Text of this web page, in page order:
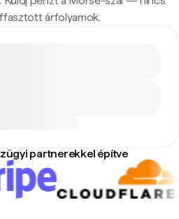
árfolyamok.
partnerekkel építve